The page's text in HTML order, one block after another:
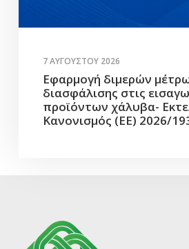
7 ΑΥΓΟΎΣΤΟΥ 2026
Εφαρμογή διμερών
διασφάλισης στις
προϊόντων χάλυβα-
Κανονισμός (ΕΕ) 2026/